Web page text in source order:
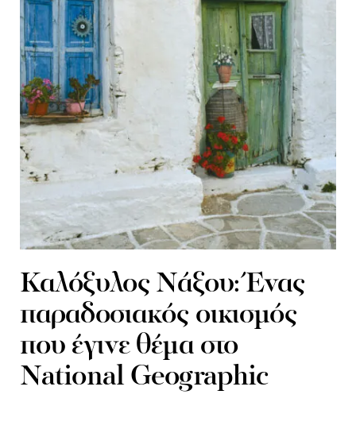
Καλόξυλος Νάξου: Ένας
παραδοσιακός οικισμός
που έγινε θέμα στο
National Geographic